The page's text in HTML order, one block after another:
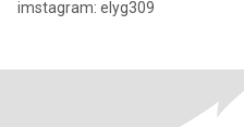
imstagram: elyg309